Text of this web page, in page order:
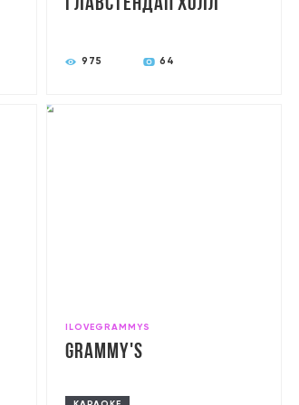
главстендап холл
975 64
ILOVEGRAMMYS
Grammy's